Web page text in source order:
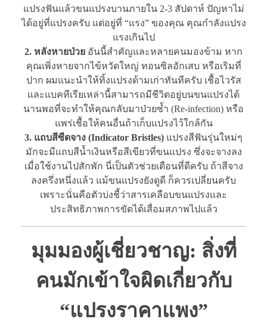
แปรงฟันแล้วขนแปรงบานภายใน 2-3 สัปดาห์ ปัญหาไม่
ได้อยู่ที่แปรงครับ แต่อยู่ที่ “แรง” ของคุณ คุณกำลังแปรง
แรงเกินไป
2. หลังหายป่วย อันนี้สำคัญและหลายคนมองข้าม หาก
คุณเพิ่งหายจากไข้หวัดใหญ่ ทอนซิลอักเสบ หรือเริมที่
ปาก ผมแนะนำให้ทิ้งแปรงด้ามเก่าทันทีครับ เชื้อไวรัส
และแบคทีเรียเหล่านี้สามารถมีชีวิตอยู่บนขนแปรงได้
นานพอที่จะทำให้คุณกลับมาป่วยซ้ำ (Re-infection) หรือ
แพร่เชื้อให้คนอื่นถ้าเก็บแปรงไว้ใกล้กัน
3. แถบสีซีดจาง (Indicator Bristles) แปรงสีฟันรุ่นใหม่ๆ
มักจะมีแถบสีน้ำเงินหรือสีเขียวที่ขนแปรง ซึ่งจะจางลง
เมื่อใช้งานไปสักพัก นี่เป็นตัวช่วยเตือนที่ดีครับ ถ้าสีจาง
ลงครึ่งหนึ่งแล้ว แม้ขนแปรงยังดูดี ก็ควรเปลี่ยนครับ
เพราะนั่นคือตัวบ่งชี้ว่าสารเคลือบขนแปรงและ
ประสิทธิภาพการขัดได้เสื่อมสภาพไปแล้ว
มุมมองผู้เชี่ยวชาญ: สิ่งที่
คนมักเข้าใจผิดเกี่ยวกับ
“แปรงราคาแพง”